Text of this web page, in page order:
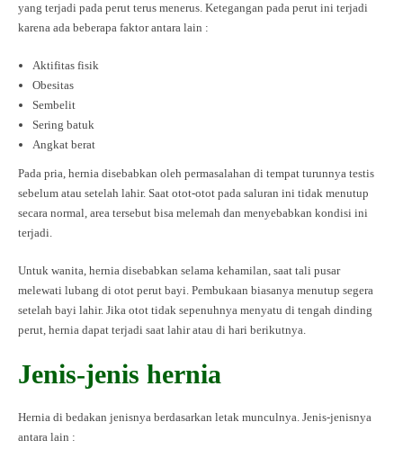
yang terjadi pada perut terus menerus. Ketegangan pada perut ini terjadi
karena ada beberapa faktor antara lain :
Aktifitas fisik
Obesitas
Sembelit
Sering batuk
Angkat berat
Pada pria, hernia disebabkan oleh permasalahan di tempat turunnya testis
sebelum atau setelah lahir. Saat otot-otot pada saluran ini tidak menutup
secara normal, area tersebut bisa melemah dan menyebabkan kondisi ini
terjadi.
Untuk wanita, hernia disebabkan selama kehamilan, saat tali pusar
melewati lubang di otot perut bayi. Pembukaan biasanya menutup segera
setelah bayi lahir. Jika otot tidak sepenuhnya menyatu di tengah dinding
perut, hernia dapat terjadi saat lahir atau di hari berikutnya.
Jenis-jenis hernia
Hernia di bedakan jenisnya berdasarkan letak munculnya. Jenis-jenisnya
antara lain :